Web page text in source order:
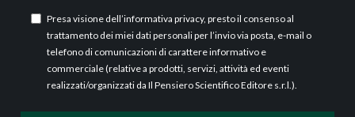
Presa visione dell’informativa privacy, presto il consenso al
trattamento dei miei dati personali per l’invio via posta, e-mail o
telefono di comunicazioni di carattere informativo e
commerciale (relative a prodotti, servizi, attività ed eventi
realizzati/organizzati da Il Pensiero Scientifico Editore s.r.l.).